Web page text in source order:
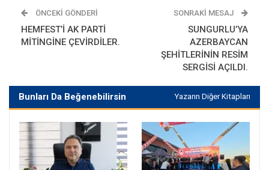
ÖNCEKI GÖNDERI
HEMFEST’İ AK PARTİ
MİTİNGİNE ÇEVİRDİLER.
SONRAKI MESAJ
SUNGURLU’YA
AZERBAYCAN
ŞEHİTLERİNİN RESİM
SERGİSİ AÇILDI.
Bunları Da Beğenebilirsin Yazarın Diğer Kitapları